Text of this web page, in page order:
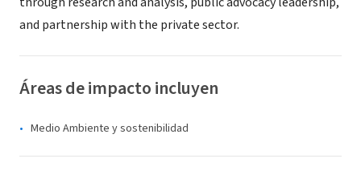
and partnership with the private sector.
Áreas de impacto incluyen
Medio Ambiente y sostenibilidad